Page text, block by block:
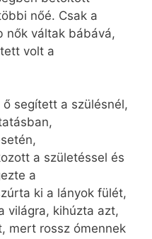
nőé. Csak a
nők váltak bábává,
volt a
ő segített a szülésnél,
a születéssel és
a
ki a lányok fülét,
világra, kihúzta azt,
mert rossz ómennek